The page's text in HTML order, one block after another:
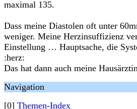
maximal 135.
Dass meine Diastolen oft unter
weniger. Meine Herzinsuffizienz
Einstellung … Hauptsache, die
:herz:
Das hat dann auch meine
Navigation
[0] Themen-Index